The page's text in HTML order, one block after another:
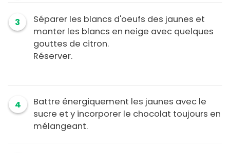
3
Séparer les blancs d'oeufs des jaunes et
monter les blancs en neige avec quelques
gouttes de citron.
Réserver.
4
Battre énergiquement les jaunes avec le
sucre et y incorporer le chocolat toujours en
mélangeant.